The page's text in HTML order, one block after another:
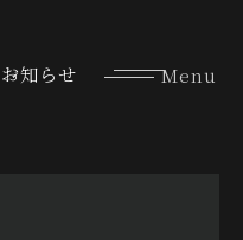
お知らせ